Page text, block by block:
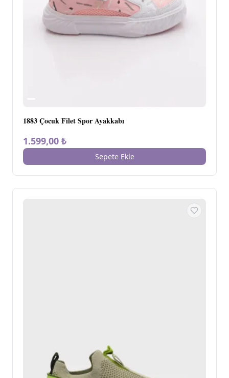
1883 Çocuk Filet Spor Ayakkabı
1.599,00 ₺
Sepete Ekle